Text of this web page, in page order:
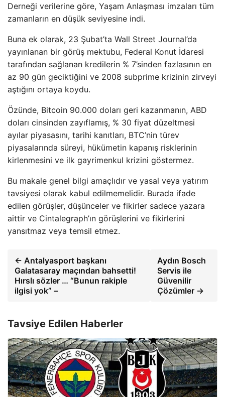
Derneği verilerine göre, Yaşam Anlaşması imzaları tüm
zamanların en düşük seviyesine indi.
Buna ek olarak, 23 Şubat’ta Wall Street Journal’da
yayınlanan bir görüş mektubu, Federal Konut İdaresi
tarafından sağlanan kredilerin % 7’sinden fazlasının en
az 90 gün geciktiğini ve 2008 subprime krizinin zirveyi
aştığını ortaya koydu.
Özünde, Bitcoin 90.000 doları geri kazanmanın, ABD
doları cinsinden zayıflamış, % 30 fiyat düzeltmesi
ayılar piyasasını, tarihi kanıtları, BTC’nin türev
piyasalarında süreyi, hükümetin kapanış risklerinin
kirlenmesini ve ilk gayrimenkul krizini göstermez.
Bu makale genel bilgi amaçlıdır ve yasal veya yatırım
tavsiyesi olarak kabul edilmemelidir. Burada ifade
edilen görüşler, düşünceler ve fikirler sadece yazara
aittir ve Cintalegraph’ın görüşlerini ve fikirlerini
yansıtmaz veya temsil etmez.
← Antalyasport başkanı
Galatasaray maçından bahsetti!
Hırslı sözler … “Bunun rakiple
ilgisi yok” –
Aydın Bosch
Servis ile
Güvenilir
Çözümler →
Tavsiye Edilen Haberler